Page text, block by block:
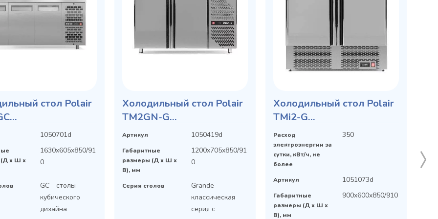
стол Polair
1050701d
х Ш х
1630x605x850/91
0
GC - столы
кубического
дизайна
Холодильный стол Polair
TM2GN-G
среднетемпературный
Артикул 1050419d
Габаритные
размеры (Д х Ш х
В), мм
1200x705x850/91
0
Серия столов
Grande -
классическая
серия с
Холодильный стол Polair
TMi2-G
среднетемпературный
Расход
электроэнергии за
сутки, кВт/ч, не
более
350
Артикул 1051073d
Габаритные
размеры (Д х Ш х
В), мм
900x600x850/910